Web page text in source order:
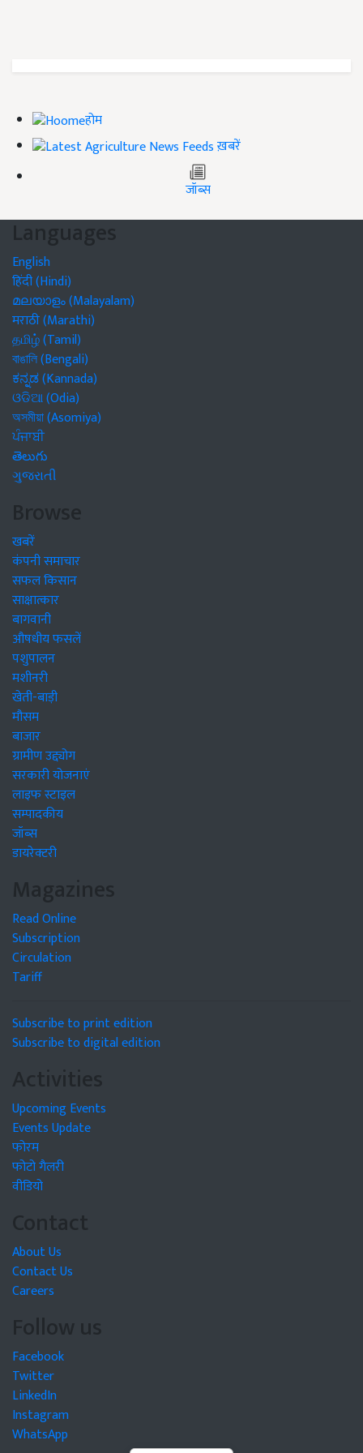
होम
ख़बरें
जॉब्स
Languages
English
हिंदी (Hindi)
മലയാളം (Malayalam)
मराठी (Marathi)
தமிழ் (Tamil)
বাঙালি (Bengali)
ಕನ್ನಡ (Kannada)
ଓଡିଆ (Odia)
অসমীয়া (Asomiya)
ਪੰਜਾਬੀ
తెలుగు
ગુજરાતી
Browse
खबरें
कंपनी समाचार
सफल किसान
साक्षात्कार
बागवानी
औषधीय फसलें
पशुपालन
मशीनरी
खेती-बाड़ी
मौसम
बाजार
ग्रामीण उद्द्योग
सरकारी योजनाएं
लाइफ स्टाइल
सम्पादकीय
जॉब्स
डायरेक्टरी
Magazines
Read Online
Subscription
Circulation
Tariff
Subscribe to print edition
Subscribe to digital edition
Activities
Upcoming Events
Events Update
फोरम
फोटो गैलरी
वीडियो
Contact
About Us
Contact Us
Careers
Follow us
Facebook
Twitter
LinkedIn
Instagram
WhatsApp